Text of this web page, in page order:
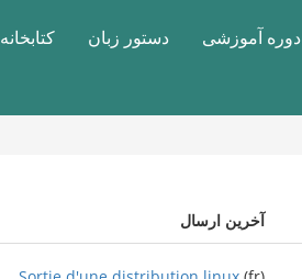
دوره آموزشی دستور زبان کتابخانه
آخرین ارسال